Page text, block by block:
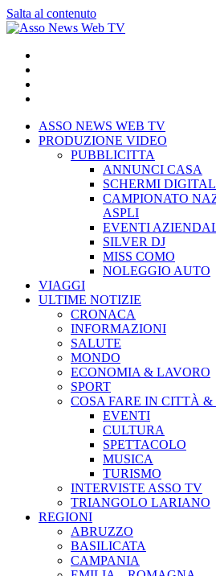
Salta al contenuto
ASSO NEWS WEB TV
PRODUZIONE VIDEO
PUBBLICITTA
ANNUNCI CASA
SCHERMI
CAMPIONATO
ASPLI
EVENTI
SILVER DJ
MISS COMO
NOLEGGIO AUTO
VIAGGI
ULTIME NOTIZIE
CRONACA
INFORMAZIONI
SALUTE
MONDO
ECONOMIA & LAVORO
SPORT
COSA FARE IN CITTÀ &
EVENTI
CULTURA
SPETTACOLO
MUSICA
TURISMO
INTERVISTE ASSO TV
TRIANGOLO LARIANO
REGIONI
ABRUZZO
BASILICATA
CAMPANIA